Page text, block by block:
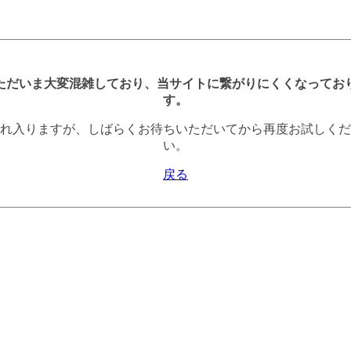
いま大変混雑しており、当サイトに繋がりにくくなってお
す。
入りますが、しばらくお待ちいただいてから再度お試しく
い。
戻る